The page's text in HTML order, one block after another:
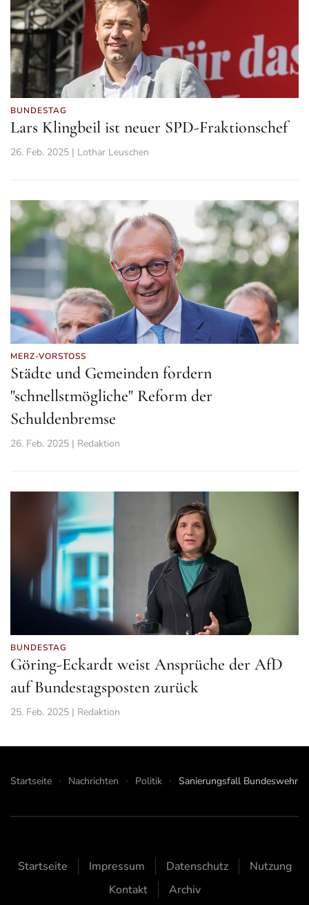
BUNDESTAG
Lars Klingbeil ist neuer SPD-Fraktionschef
26. Feb. 2025 | Lothar Leuschen
MERZ-VORSTOSS
Städte und Gemeinden fordern
"schnellstmögliche" Reform der
Schuldenbremse
26. Feb. 2025 | Redaktion
BUNDESTAG
Göring-Eckardt weist Ansprüche der AfD
auf Bundestagsposten zurück
25. Feb. 2025 | Redaktion
Startseite Nachrichten Politik Sanierungsfall Bundeswehr
Startseite Impressum Datenschutz
Nutzung
Kontakt
Archiv